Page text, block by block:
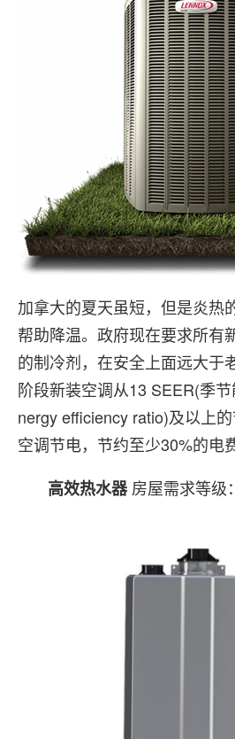
加拿大的夏天虽短，但是炎热
帮助降温。政府现在要求所有
的制冷剂，在安全上面远大于
阶段新装空调从13 SEER(季
nergy efficiency ratio)及以上
空调节电，节约至少30%的电
高效热水器房屋需求等级